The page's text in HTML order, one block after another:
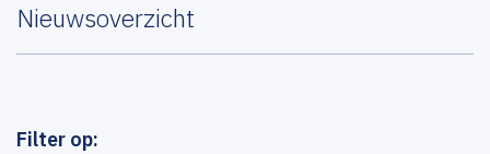
Nieuwsoverzicht
Filter op: